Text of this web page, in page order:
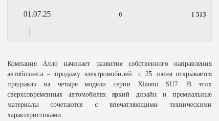
01.07.25 0 1 513
Компания Алло начинает развитие собственного направления
автобизнеса – продажу электромобилей: с 25 июня открывается
предзаказ на четыре модели серии Хiaomi SU7. В этих
сверхсовременных автомобилях яркий дизайн и премиальные
материалы сочетаются с впечатляющими техническими
характеристиками.